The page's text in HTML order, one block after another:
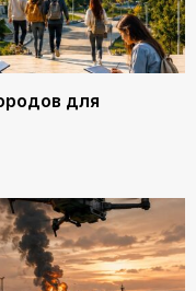
для